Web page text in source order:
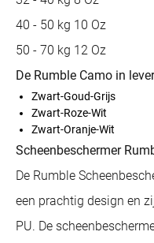
40 - 50 kg 10 Oz
50 - 70 kg 12 Oz
De Rumble Camo in
Zwart-Goud-Grijs
Zwart-Roze-Wit
Zwart-Oranje-Wit
Scheenbeschermer
De Rumble
een prachtig design en
PU. De